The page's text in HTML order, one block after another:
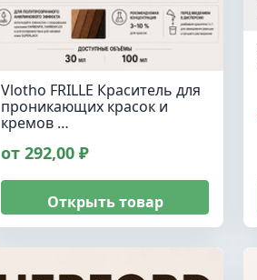
Vlotho FRILLE Краситель для
проникающих красок и
кремов …
от 292,00 ₽
Открыть товар